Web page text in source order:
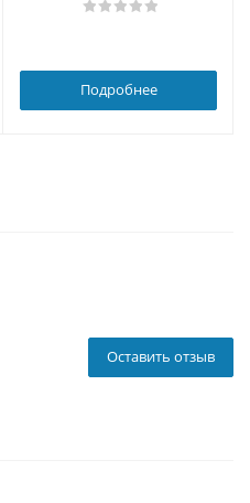
Подробнее
Оставить отзыв